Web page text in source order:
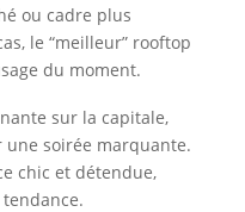
ou cadre plus
le “meilleur” rooftop
du moment.
sur la capitale,
soirée marquante.
chic et détendue,